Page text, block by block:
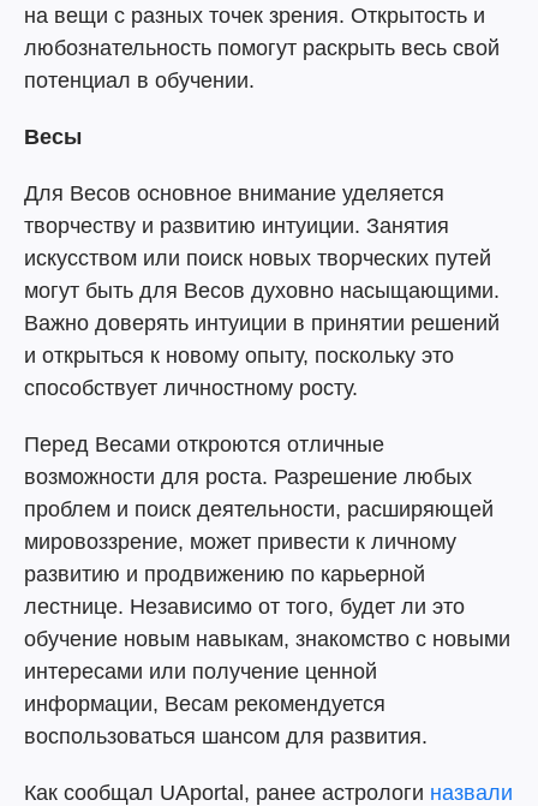
на вещи с разных точек зрения. Открытость и
любознательность помогут раскрыть весь свой
потенциал в обучении.
Весы
Для Весов основное внимание уделяется
творчеству и развитию интуиции. Занятия
искусством или поиск новых творческих путей
могут быть для Весов духовно насыщающими.
Важно доверять интуиции в принятии решений
и открыться к новому опыту, поскольку это
способствует личностному росту.
Перед Весами откроются отличные
возможности для роста. Разрешение любых
проблем и поиск деятельности, расширяющей
мировоззрение, может привести к личному
развитию и продвижению по карьерной
лестнице. Независимо от того, будет ли это
обучение новым навыкам, знакомство с новыми
интересами или получение ценной
информации, Весам рекомендуется
воспользоваться шансом для развития.
Как сообщал UAportal, ранее астрологи назвали